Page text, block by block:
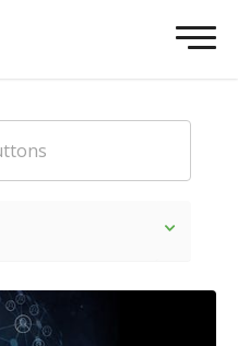
Sociale